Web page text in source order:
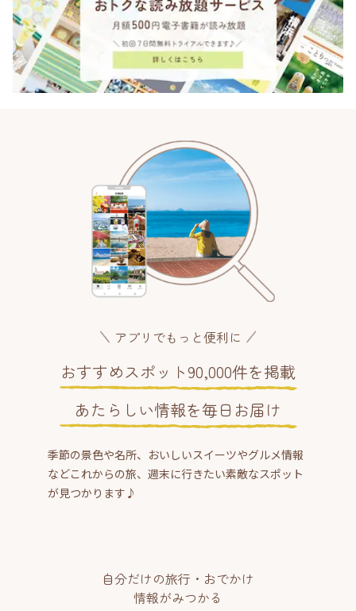
アプリでもっと便利に
おすすめスポット90,000件を掲載
あたらしい情報を毎日お届け
季節の景色や名所、おいしいスイーツやグルメ情報
などこれからの旅、週末に行きたい素敵なスポット
が見つかります♪
自分だけの旅行・おでかけ
情報がみつかる